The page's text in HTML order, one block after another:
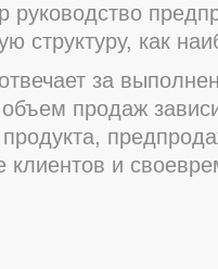
руководство
структуру, как
за
продаж
клиентов и